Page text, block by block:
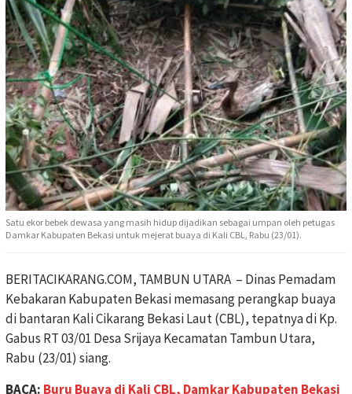
Satu ekor bebek dewasa yang masih hidup dijadikan sebagai umpan oleh petugas
Damkar Kabupaten Bekasi untuk mejerat buaya di Kali CBL, Rabu (23/01).
BERITACIKARANG.COM, TAMBUN UTARA – Dinas Pemadam
Kebakaran Kabupaten Bekasi memasang perangkap buaya
di bantaran Kali Cikarang Bekasi Laut (CBL), tepatnya di Kp.
Gabus RT 03/01 Desa Srijaya Kecamatan Tambun Utara,
Rabu (23/01) siang.
BACA: Buru Buaya di Kali CBL, Damkar Kabupaten Bekasi